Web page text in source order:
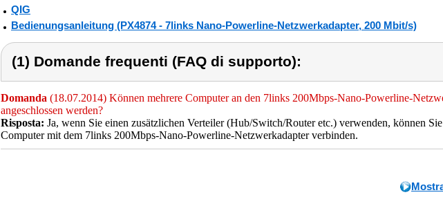
QIG
Bedienungsanleitung (PX4874 - 7links Nano-Powerline-Netzwerkadapter, 200 Mbit/s)
(1) Domande frequenti (FAQ di supporto):
Domanda (18.07.2014) Können mehrere Computer an den 7links 200Mbps-Nano-Powerline-
angeschlossen werden?
Risposta: Ja, wenn Sie einen zusätzlichen Verteiler (Hub/Switch/Router etc.) verwenden, können
Computer mit dem 7links 200Mbps-Nano-Powerline-Netzwerkadapter verbinden.